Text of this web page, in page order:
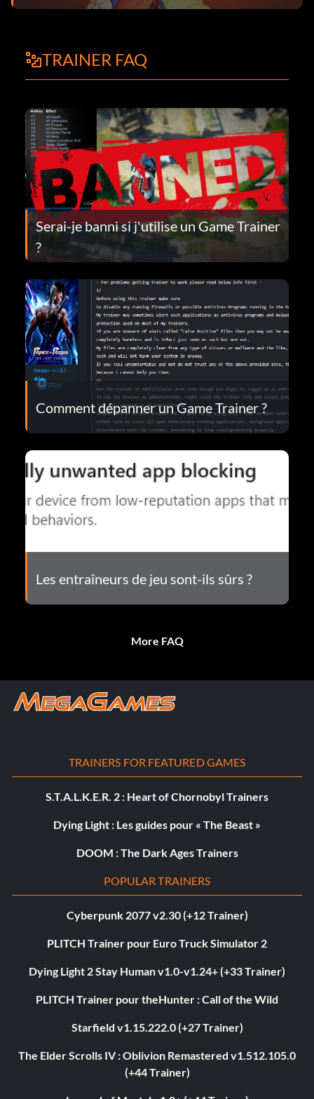
TRAINER FAQ
Serai-je banni si j'utilise un Game Trainer
?
Comment dépanner un Game Trainer ?
Les entraîneurs de jeu sont-ils sûrs ?
More FAQ
TRAINERS FOR FEATURED GAMES
S.T.A.L.K.E.R. 2 : Heart of Chornobyl Trainers
Dying Light : Les guides pour « The Beast »
DOOM : The Dark Ages Trainers
POPULAR TRAINERS
Cyberpunk 2077 v2.30 (+12 Trainer)
PLITCH Trainer pour Euro Truck Simulator 2
Dying Light 2 Stay Human v1.0-v1.24+ (+33 Trainer)
PLITCH Trainer pour theHunter : Call of the Wild
Starfield v1.15.222.0 (+27 Trainer)
The Elder Scrolls IV : Oblivion Remastered v1.512.105.0
(+44 Trainer)